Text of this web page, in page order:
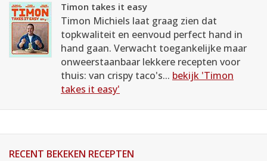
Timon takes it easy
Timon Michiels laat graag zien dat
topkwaliteit en eenvoud perfect hand in
hand gaan. Verwacht toegankelijke maar
onweerstaanbaar lekkere recepten voor
thuis: van crispy taco's... bekijk 'Timon
takes it easy'
RECENT BEKEKEN RECEPTEN